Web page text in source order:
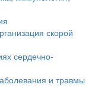
скорой
сердечно-
и травмы